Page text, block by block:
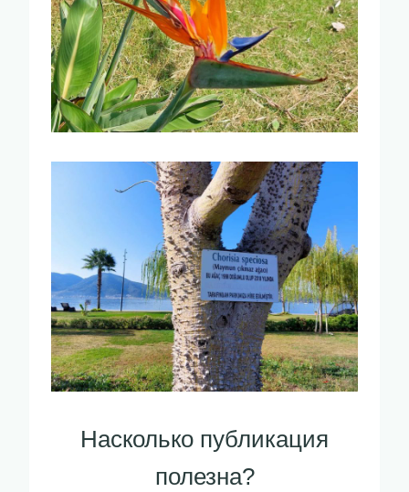
Насколько публикация
полезна?